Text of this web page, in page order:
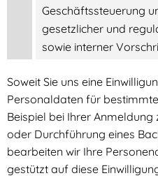
Geschäftssteuerung
gesetzlicher und
sowie interner
Soweit Sie uns eine
Personaldaten für
Beispiel bei Ihrer
oder Durchführung eines
bearbeiten wir Ihre
gestützt auf diese